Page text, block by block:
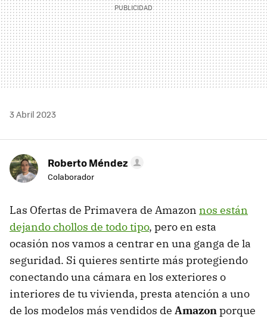
3 Abril 2023
Roberto Méndez
Colaborador
Las Ofertas de Primavera de Amazon nos están
dejando chollos de todo tipo, pero en esta
ocasión nos vamos a centrar en una ganga de la
seguridad. Si quieres sentirte más protegiendo
conectando una cámara en los exteriores o
interiores de tu vivienda, presta atención a uno
de los modelos más vendidos de Amazonporque